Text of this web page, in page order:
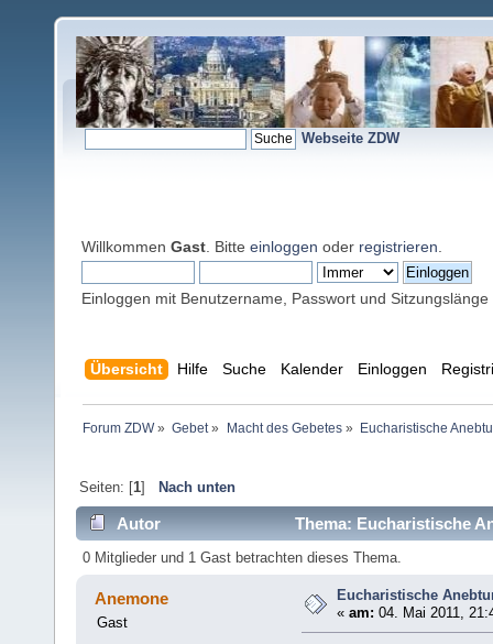
Webseite ZDW
Willkommen Gast . Bitte einloggen oder registrieren
Einloggen mit Benutzername, Passwort und Sitzungslänge
Übersicht Hilfe Suche Kalender Einloggen
Forum ZDW» Gebet» Macht des Gebetes» Eucharistische
Seiten: [1] Nach unten
Autor Thema: Eucharistische
0 Mitglieder und 1 Gast betrachten dieses Thema.
Anemone
Gast
Eucharistische
«am: 04. Mai 2011,